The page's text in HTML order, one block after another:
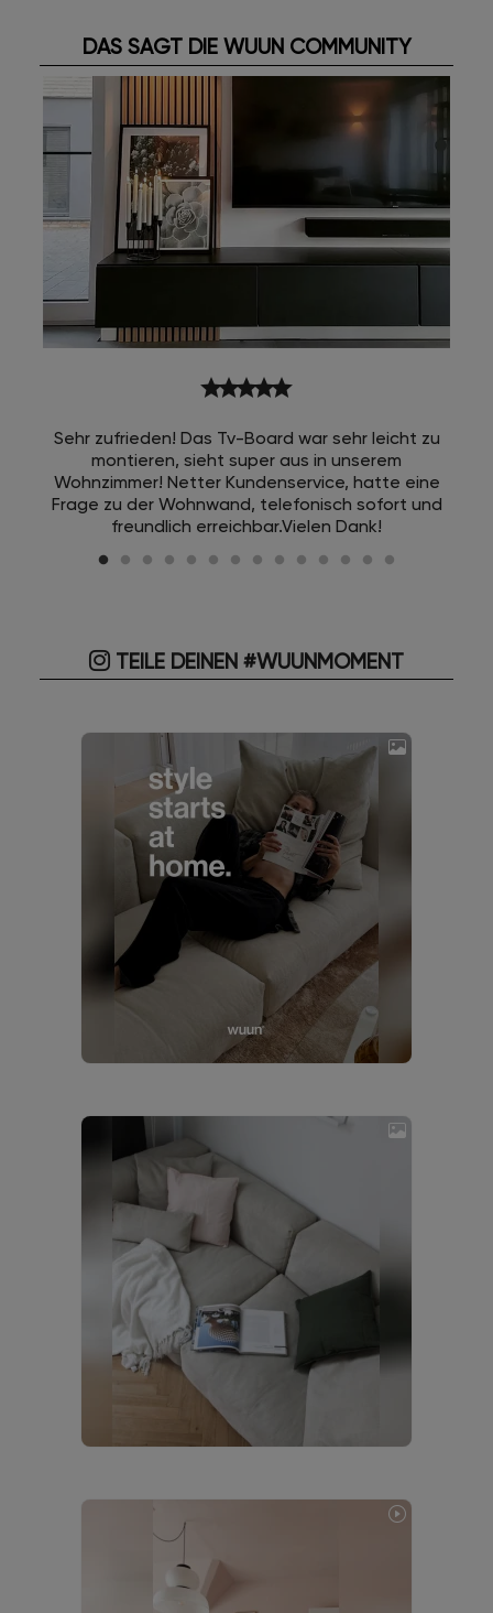
DAS SAGT DIE WUUN COMMUNITY
starstarstarstarstar
Sehr zufrieden! Das Tv-Board war sehr leicht zu
montieren, sieht super aus in unserem
Wohnzimmer! Netter Kundenservice, hatte eine
Frage zu der Wohnwand, telefonisch sofort und
freundlich erreichbar.Vielen Dank!
TEILE DEINEN #WUUNMOMENT